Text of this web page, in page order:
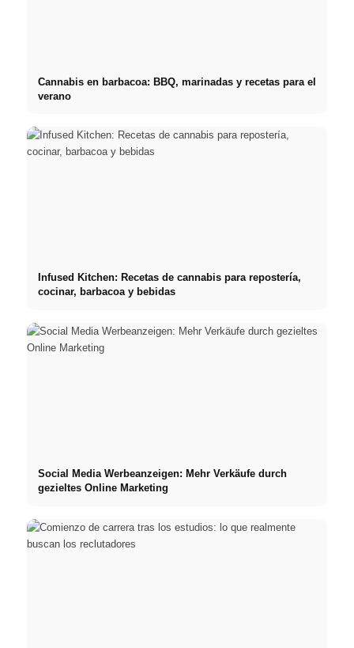
Cannabis en barbacoa: BBQ, marinadas y recetas para el
verano
Infused Kitchen: Recetas de cannabis para repostería,
cocinar, barbacoa y bebidas
Social Media Werbeanzeigen: Mehr Verkäufe durch
gezieltes Online Marketing